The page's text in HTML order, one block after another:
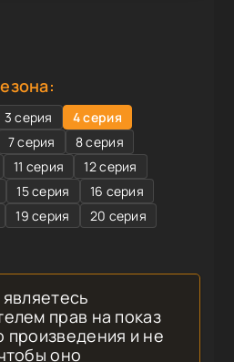
3 серия
4 серия
7 серия
8 серия
11 серия
12 серия
15 серия
16 серия
19 серия 20 серия
прав на показ
произведения и не
оно